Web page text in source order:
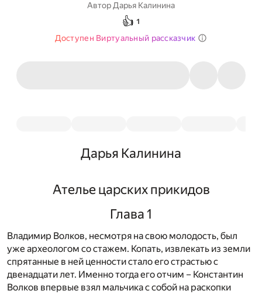
Автор Дарья Калинина
👍 1
Доступен Виртуальный рассказчик
Дарья Калинина
Ателье царских прикидов
Глава 1
Владимир Волков, несмотря на свою молодость, был
уже археологом со стажем. Копать, извлекать из земли
спрятанные в ней ценности стало его страстью с
двенадцати лет. Именно тогда его отчим – Константин
Волков впервые взял мальчика с собой на раскопки